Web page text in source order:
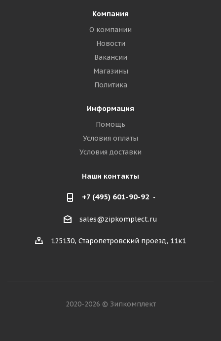
Компания
О компании
Новости
Вакансии
Магазины
Политика
Информация
Помощь
Условия оплаты
Условия доставки
Наши контакты
+7 (495) 601-90-92
sales@zipkomplect.ru
125130, Старопетровский проезд, 11к1
2020-2026 © Зипкомплект